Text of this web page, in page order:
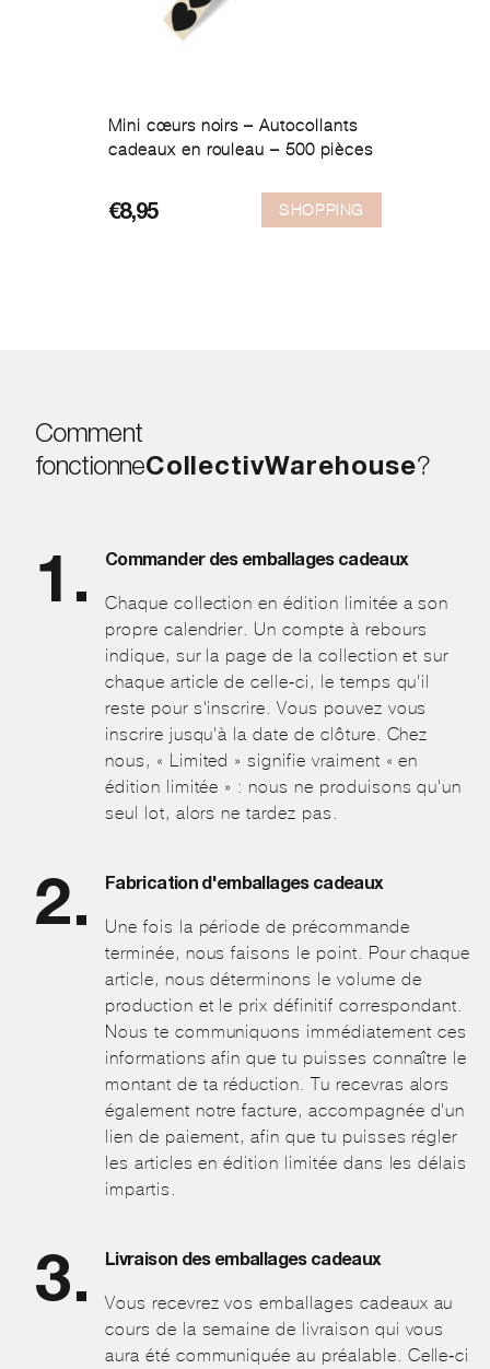
Mini cœurs noirs – Autocollants
cadeaux en rouleau – 500 pièces
€8,95 SHOPPING
Comment
fonctionneCollectivWarehouse?
Commander des emballages cadeaux
Chaque collection en édition limitée a son
propre calendrier. Un compte à rebours
indique, sur la page de la collection et sur
chaque article de celle-ci, le temps qu'il
reste pour s'inscrire. Vous pouvez vous
inscrire jusqu'à la date de clôture. Chez
nous, « Limited » signifie vraiment « en
édition limitée » : nous ne produisons qu'un
seul lot, alors ne tardez pas.
Fabrication d'emballages cadeaux
Une fois la période de précommande
terminée, nous faisons le point. Pour chaque
article, nous déterminons le volume de
production et le prix définitif correspondant.
Nous te communiquons immédiatement ces
informations afin que tu puisses connaître le
montant de ta réduction. Tu recevras alors
également notre facture, accompagnée d'un
lien de paiement, afin que tu puisses régler
les articles en édition limitée dans les délais
impartis.
Livraison des emballages cadeaux
Vous recevrez vos emballages cadeaux au
cours de la semaine de livraison qui vous
aura été communiquée au préalable. Celle-ci